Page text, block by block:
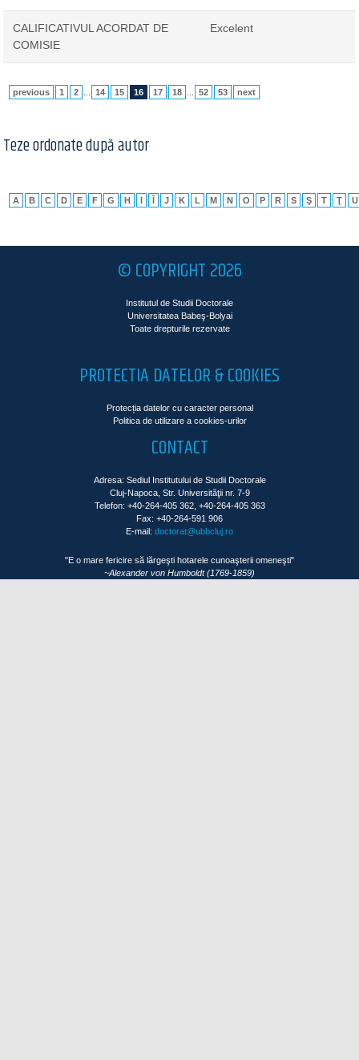
CALIFICATIVUL ACORDAT DE
COMISIE
Excelent
previous 1 2 14 15 16 17 18 52 53 next
Teze ordonate după autor
A B C D E F G H I Î J K L M N O P R S Ş T Ţ U
© COPYRIGHT 2026
Institutul de Studii Doctorale
Universitatea Babeş-Bolyai
Toate drepturile rezervate
PROTECTIA DATELOR & COOKIES
Protecția datelor cu caracter personal
Politica de utilizare a cookies-urilor
CONTACT
Adresa: Sediul Institutului de Studii Doctorale
Cluj-Napoca, Str. Universităţii nr. 7-9
Telefon: +40-264-405 362, +40-264-405 363
Fax: +40-264-591 906
E-mail: doctorat@ubbcluj.ro
"E o mare fericire să lărgeşti hotarele cunoaşterii omeneşti"
~Alexander von Humboldt (1769-1859)